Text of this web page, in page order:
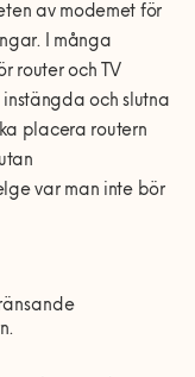
av modemet för
I många
router och TV
och slutna
placera routern
var man intebör